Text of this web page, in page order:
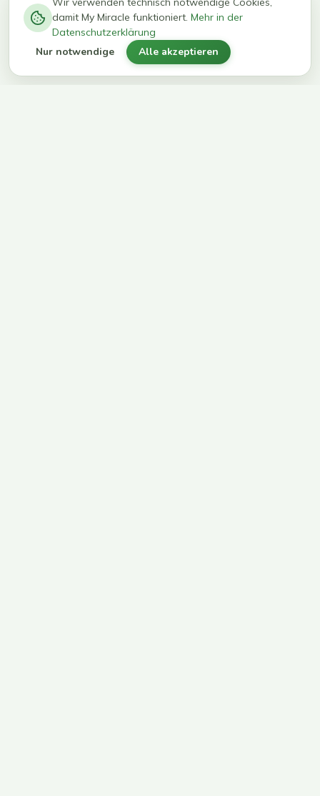
kg in 12
Wochen
erreichen
ihr Ziel
damit My Miracle funktioniert. Mehr in der
Datenschutzerklärung
Nur notwendige Alle akzeptieren